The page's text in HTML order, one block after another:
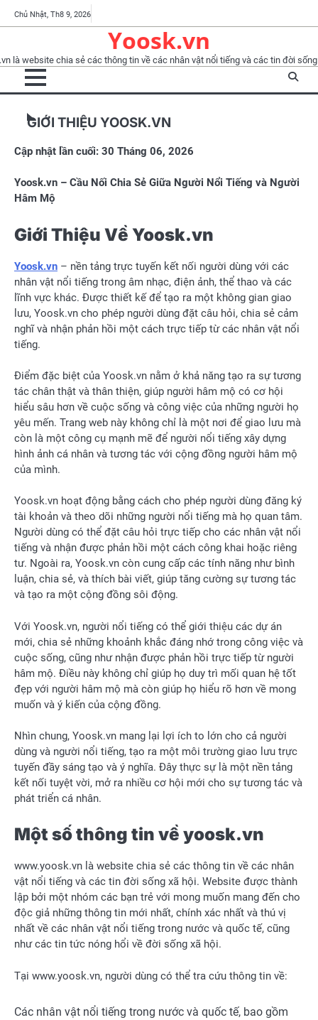
to
Chủ Nhật, Th8 9, 2026
quan
khoản
Yoosk.vn
là website chia sẻ các thông tin về các nhân vật nổi tiếng và các tin đời sống
GIỚI THIỆU YOOSK.VN
Cập nhật lần cuối: 30 Tháng 06, 2026
Yoosk.vn – Cầu Nối Chia Sẻ Giữa Người Nổi Tiếng và Người
Hâm Mộ
Giới Thiệu Về Yoosk.vn
Yoosk.vn – nền tảng trực tuyến kết nối người dùng với các
nhân vật nổi tiếng trong âm nhạc, điện ảnh, thể thao và các
lĩnh vực khác. Được thiết kế để tạo ra một không gian giao
lưu, Yoosk.vn cho phép người dùng đặt câu hỏi, chia sẻ cảm
nghĩ và nhận phản hồi một cách trực tiếp từ các nhân vật nổi
tiếng.
Điểm đặc biệt của Yoosk.vn nằm ở khả năng tạo ra sự tương
tác chân thật và thân thiện, giúp người hâm mộ có cơ hội
hiểu sâu hơn về cuộc sống và công việc của những người họ
yêu mến. Trang web này không chỉ là một nơi để giao lưu mà
còn là một công cụ mạnh mẽ để người nổi tiếng xây dựng
hình ảnh cá nhân và tương tác với cộng đồng người hâm mộ
của mình.
Yoosk.vn hoạt động bằng cách cho phép người dùng đăng ký
tài khoản và theo dõi những người nổi tiếng mà họ quan tâm.
Người dùng có thể đặt câu hỏi trực tiếp cho các nhân vật nổi
tiếng và nhận được phản hồi một cách công khai hoặc riêng
tư. Ngoài ra, Yoosk.vn còn cung cấp các tính năng như bình
luận, chia sẻ, và thích bài viết, giúp tăng cường sự tương tác
và tạo ra một cộng đồng sôi động.
Với Yoosk.vn, người nổi tiếng có thể giới thiệu các dự án
mới, chia sẻ những khoảnh khắc đáng nhớ trong công việc và
cuộc sống, cũng như nhận được phản hồi trực tiếp từ người
hâm mộ. Điều này không chỉ giúp họ duy trì mối quan hệ tốt
đẹp với người hâm mộ mà còn giúp họ hiểu rõ hơn về mong
muốn và ý kiến của cộng đồng.
Nhìn chung, Yoosk.vn mang lại lợi ích to lớn cho cả người
dùng và người nổi tiếng, tạo ra một môi trường giao lưu trực
tuyến đầy sáng tạo và ý nghĩa. Đây thực sự là một nền tảng
kết nối tuyệt vời, mở ra nhiều cơ hội mới cho sự tương tác và
phát triển cá nhân.
Một số thông tin về yoosk.vn
www.yoosk.vn là website chia sẻ các thông tin về các nhân
vật nổi tiếng và các tin đời sống xã hội. Website được thành
lập bởi một nhóm các bạn trẻ với mong muốn mang đến cho
độc giả những thông tin mới nhất, chính xác nhất và thú vị
nhất về các nhân vật nổi tiếng trong nước và quốc tế, cũng
như các tin tức nóng hổi về đời sống xã hội.
Tại www.yoosk.vn, người dùng có thể tra cứu thông tin về:
Các nhân vật nổi tiếng trong nước và quốc tế, bao gồm